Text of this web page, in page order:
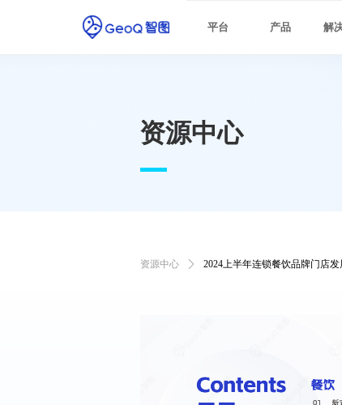
产品 解
平台
资源中心
资源中心 ꄲ 2024上半年连锁餐饮品牌门店